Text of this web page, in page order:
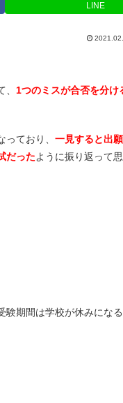
LINE
、 1つのミスが合否を分け
ており、 一見すると出
だったように振り返って思
験期間は学校が休みにな